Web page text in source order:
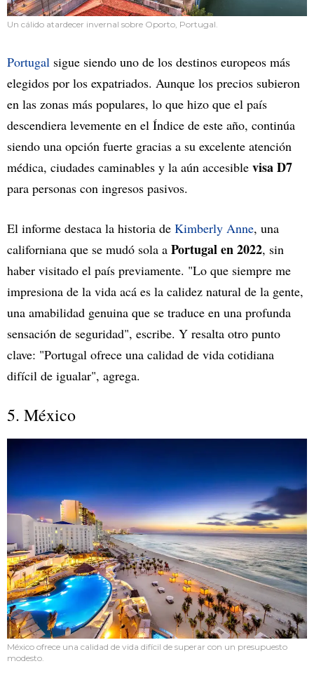
Un cálido atardecer invernal sobre Oporto, Portugal.
Portugal sigue siendo uno de los destinos europeos más
elegidos por los expatriados. Aunque los precios subieron
en las zonas más populares, lo que hizo que el país
descendiera levemente en el Índice de este año, continúa
siendo una opción fuerte gracias a su excelente atención
médica, ciudades caminables y la aún accesible visa D7
para personas con ingresos pasivos.
El informe destaca la historia de Kimberly Anne, una
californiana que se mudó sola a Portugal en2022, sin
haber visitado el país previamente. "Lo que siempre me
impresiona de la vida acá es la calidez natural de la gente,
una amabilidad genuina que se traduce en una profunda
sensación de seguridad", escribe. Y resalta otro punto
clave: "Portugal ofrece una calidad de vida cotidiana
difícil de igualar", agrega.
5. México
México ofrece una calidad de vida difícil de superar con un presupuesto
modesto.